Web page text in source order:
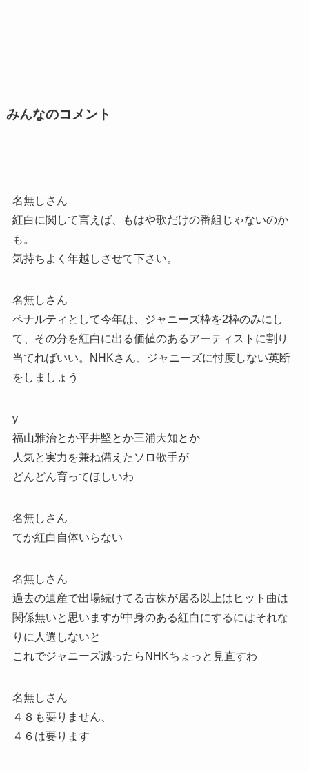
みんなのコメント
名無しさん
紅白に関して言えば、もはや歌だけの番組じゃないのか
も。
気持ちよく年越しさせて下さい。
名無しさん
ペナルティとして今年は、ジャニーズ枠を2枠のみにし
て、その分を紅白に出る価値のあるアーティストに割り
当てればいい。NHKさん、ジャニーズに忖度しない英断
をしましょう
y
福山雅治とか平井堅とか三浦大知とか
人気と実力を兼ね備えたソロ歌手が
どんどん育ってほしいわ
名無しさん
てか紅白自体いらない
名無しさん
過去の遺産で出場続けてる古株が居る以上はヒット曲は
関係無いと思いますが中身のある紅白にするにはそれな
りに人選しないと
これでジャニーズ減ったらNHKちょっと見直すわ
名無しさん
４８も要りません、
４６は要ります